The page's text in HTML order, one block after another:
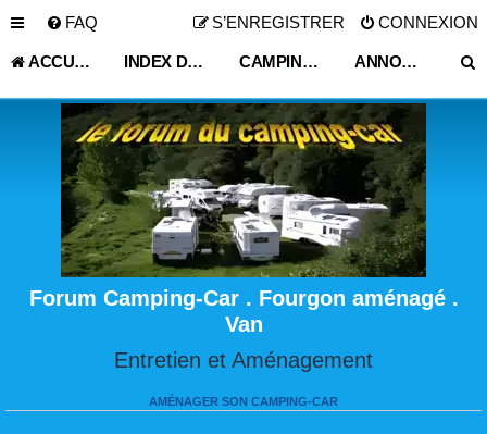
FAQ CONNEXION
S’ENREGISTRER
ACCUEIL INDEX DU FORUM CAMPING CAR OCCASION PARTICULIER ANNONCE LE BONCOIN JE DEMANDE VOS AVIS ICI
Forum Camping-Car . Fourgon aménagé .
Van
Entretien et Aménagement
AMÉNAGER SON CAMPING-CAR